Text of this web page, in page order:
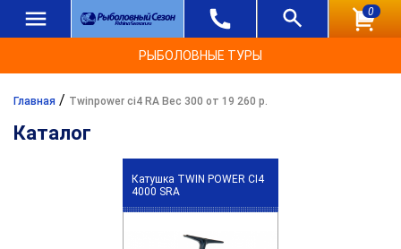
0
РЫБОЛОВНЫЕ ТУРЫ
Главная / Twinpower ci4 RA Вес 300 от 19 260 р.
Каталог
Катушка TWIN POWER CI4
4000 SRA